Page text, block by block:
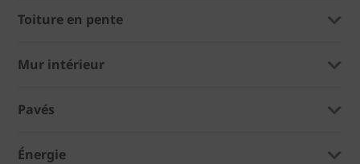
Toiture en pente
Mur intérieur
Pavés
Énergie